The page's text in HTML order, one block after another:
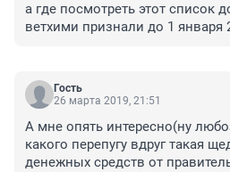
а где посмотреть этот список
ветхими признали до 1 января
Гость
26 марта 2019, 21:51
А мне опять интересно(ну
какого перепугу вдруг такая
денежных средств от